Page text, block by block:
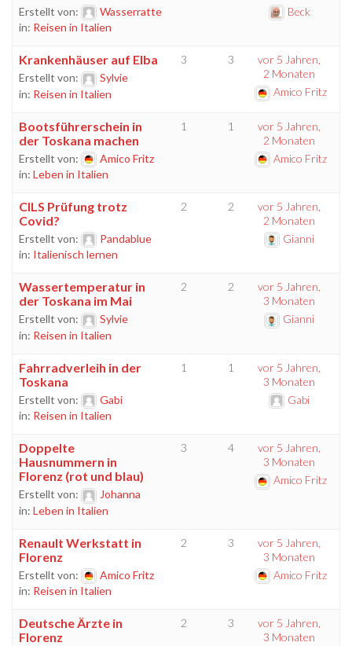
Erstellt von:
Wasserratte
in: Reisen in Italien
Beck
Krankenhäuser auf Elba
Erstellt von:
Sylvie
in: Reisen in Italien
3 3
vor 5 Jahren,
2 Monaten
Amico Fritz
Bootsführerschein in
der Toskana machen
Erstellt von:
Amico Fritz
in: Leben in Italien
1 1
vor 5 Jahren,
2 Monaten
Amico Fritz
CILS Prüfung trotz
Covid?
Erstellt von:
Pandablue
in: Italienisch lernen
2 2
vor 5 Jahren,
2 Monaten
Gianni
Wassertemperatur in
der Toskana im Mai
Erstellt von:
Sylvie
in: Reisen in Italien
2 2
vor 5 Jahren,
3 Monaten
Gianni
Fahrradverleih in der
Toskana
Erstellt von:
Gabi
in: Reisen in Italien
1 1
vor 5 Jahren,
3 Monaten
Gabi
Doppelte
Hausnummern in
Florenz (rot und blau)
Erstellt von:
Johanna
in: Leben in Italien
3 4
vor 5 Jahren,
3 Monaten
Amico Fritz
Renault Werkstatt in
Florenz
Erstellt von:
Amico Fritz
in: Reisen in Italien
2 3
vor 5 Jahren,
3 Monaten
Amico Fritz
Deutsche Ärzte in
Florenz
2 3
vor 5 Jahren,
3 Monaten